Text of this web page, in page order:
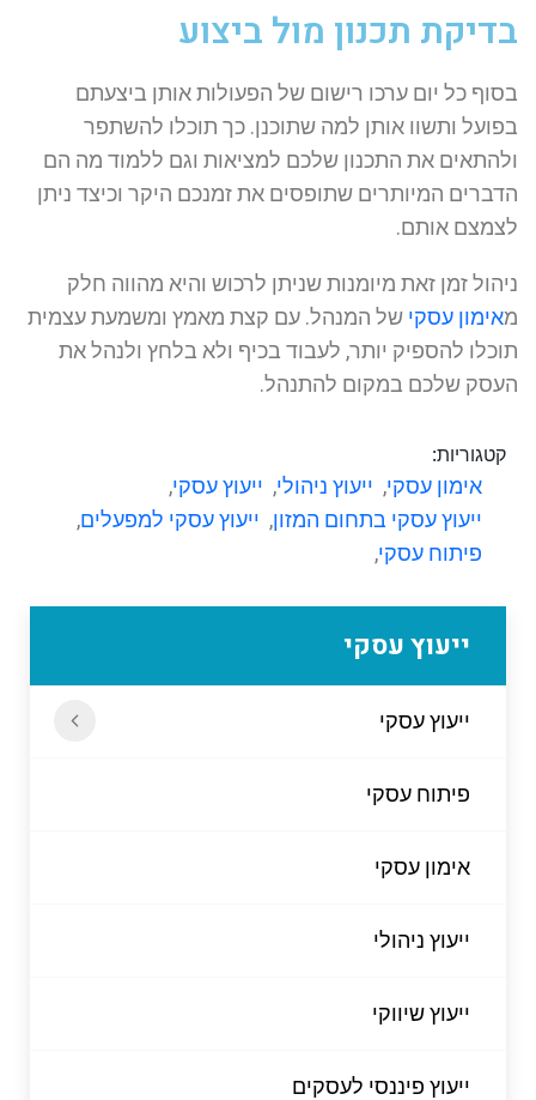
ייעוץ עסקי
ייעוץ עסקי
פיתוח עסקי
אימון עסקי
ייעוץ ניהולי
ייעוץ שיווקי
ייעוץ פיננסי לעסקים
בדיקת תכנון מול ביצוע
בסוף כל יום ערכו רישום של הפעולות אותן ביצעתם
בפועל ותשוו אותן למה שתוכנן. כך תוכלו להשתפר
ולהתאים את התכנון שלכם למציאות וגם ללמוד מה הם
הדברים המיותרים שתופסים את זמנכם היקר וכיצד ניתן
לצמצם אותם.
ניהול זמן זאת מיומנות שניתן לרכוש והיא מהווה חלק
מאימון עסקי של המנהל. עם קצת מאמץ ומשמעת עצמית
תוכלו להספיק יותר, לעבוד בכיף ולא בלחץ ולנהל את
העסק שלכם במקום להתנהל.
קטגוריות:
אימון עסקי, ייעוץ ניהולי, ייעוץ עסקי,
ייעוץ עסקי בתחום המזון, ייעוץ עסקי למפעלים,
פיתוח עסקי,